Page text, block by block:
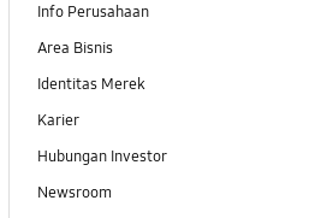
Info Perusahaan
Area Bisnis
Identitas Merek
Karier
Hubungan Investor
Newsroom